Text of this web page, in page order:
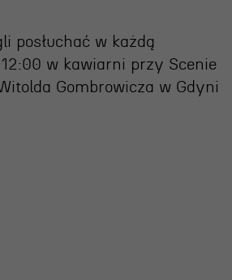
posłuchać w każdą
12:00 w kawiarni przy Scenie
Gombrowicza w Gdyni